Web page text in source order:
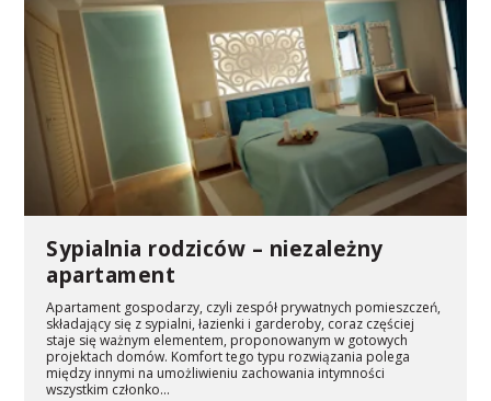
Sypialnia rodziców – niezależny
apartament
Apartament gospodarzy, czyli zespół prywatnych pomieszczeń,
składający się z sypialni, łazienki i garderoby, coraz częściej
staje się ważnym elementem, proponowanym w gotowych
projektach domów. Komfort tego typu rozwiązania polega
między innymi na umożliwieniu zachowania intymności
wszystkim członko...